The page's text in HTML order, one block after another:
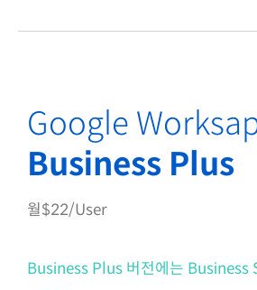
Google
Business Plus
월$22/User
Business Plus 버전에는